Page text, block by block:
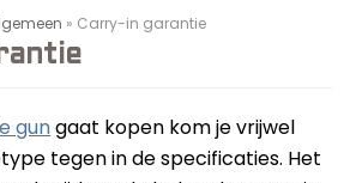
» Carry-in garantie
gungaat kopen kom je vrijwel
tegen in de specificaties. Het